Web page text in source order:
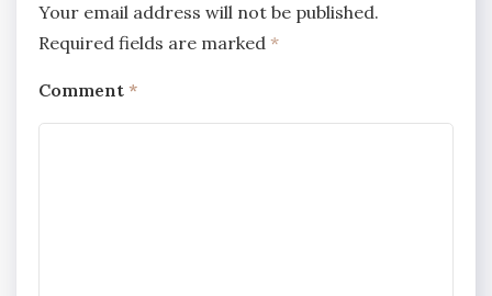
Your email address will not be published.
Required fields are marked *
Comment *